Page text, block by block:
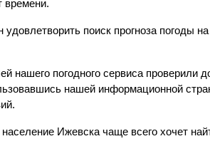
времени.
поиск прогноза погоды
погодного сервиса проверили
нашей информационной
Ижевска чаще всего хочет